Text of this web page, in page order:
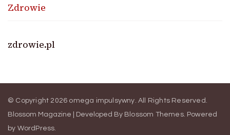
Zdrowie
zdrowie.pl
© Copyright 2026 omega impulsywny . All Rights Reserved.
Blossom Magazine | Developed By Blossom Themes. Powered
by WordPress